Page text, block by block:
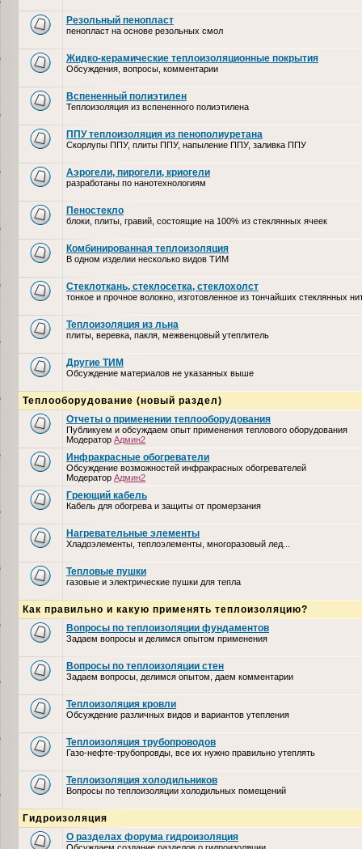
Резольный пенопласт
пенопласт на основе резольных смол
Жидко-керамические теплоизоляционные покрытия
Обсуждения, вопросы, комментарии
Вспененный полиэтилен
Теплоизоляция из вспененного полиэтилена
ППУ теплоизоляция из пенополиуретана
Скорлупы ППУ, плиты ППУ, напыление ППУ, заливка ППУ
Аэрогели, пирогели, криогели
разработаны по нанотехнологиям
Пеностекло
блоки, плиты, гравий, состоящие на 100% из стеклянных ячеек
Комбинированная теплоизоляция
В одном изделии несколько видов ТИМ
Стеклоткань, стеклосетка, cтеклохолст
тонкое и прочное волокно, изготовленное из тончайших стеклянных
Теплоизоляция из льна
плиты, веревка, пакля, межвенцовый утеплитель
Другие ТИМ
Обсуждение материалов не указанных выше
Теплооборудование (новый раздел)
Отчеты о применении теплооборудования
Публикуем и обсуждаем опыт применения теплового оборудования
Модератор Админ2
Инфракрасные обогреватели
Обсуждение возможностей инфракрасных обогревателей
Модератор Админ2
Греющий кабель
Кабель для обогрева и защиты от промерзания
Нагревательные элементы
Хладоэлементы, теплоэлементы, многоразовый лед...
Тепловые пушки
газовые и электрические пушки для тепла
Как правильно и какую применять теплоизоляцию?
Вопросы по теплоизоляции фундаментов
Задаем вопросы и делимся опытом применения
Вопросы по теплоизоляции стен
Задаем вопросы, делимся опытом, даем комментарии
Теплоизоляция кровли
Обсуждение различных видов и вариантов утепления
Теплоизоляция трубопроводов
Газо-нефте-трубопровды, все их нужно правильно утеплять
Теплоизоляция холодильников
Вопросы по теплоизоляции холодильных помещений
Гидроизоляция
О разделах форума гидроизоляция